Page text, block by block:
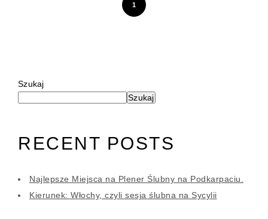
1
Szukaj
Szukaj
RECENT POSTS
Najlepsze Miejsca na Plener Ślubny na Podkarpaciu.
Kierunek: Włochy, czyli sesja ślubna na Sycylii